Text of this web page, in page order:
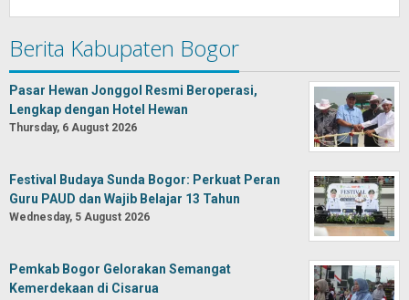
Berita Kabupaten Bogor
Pasar Hewan Jonggol Resmi Beroperasi,
Lengkap dengan Hotel Hewan
Thursday, 6 August 2026
Festival Budaya Sunda Bogor: Perkuat Peran
Guru PAUD dan Wajib Belajar 13 Tahun
Wednesday, 5 August 2026
Pemkab Bogor Gelorakan Semangat
Kemerdekaan di Cisarua